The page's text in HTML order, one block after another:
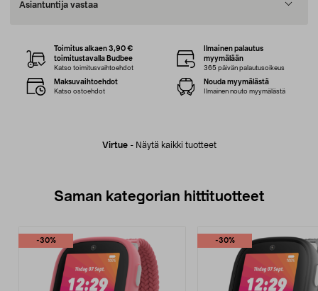
Asiantuntija vastaa
Virtue- Näytä kaikki tuotteet
Toimitus alkaen 3,90 €
toimitustavalla Budbee
Katso toimitusvaihtoehdot
Ilmainen palautus
myymälään
365 päivän palautusoikeus
Maksuvaihtoehdot
Katso ostoehdot
Nouda myymälästä
Ilmainen nouto myymälästä
Saman kategorian hittituotteet
-30% -30%